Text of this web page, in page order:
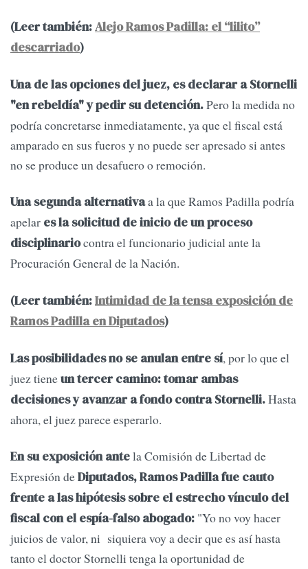
(Leer también:Alejo Ramos Padilla: el “lilito”
descarriado)
Una de las opciones del juez, es declarar a Stornelli
"en rebeldía" y pedir su detención.Pero la medida no
podría concretarse inmediatamente, ya que el fiscal está
amparado en sus fueros y no puede ser apresado si antes
no se produce un desafuero o remoción.
Una segunda alternativaa la que Ramos Padilla podría
apelar es la solicitud de inicio de un proceso
disciplinariocontra el funcionario judicial ante la
Procuración General de la Nación.
(Leer también:Intimidad de la tensa exposición de
Ramos Padilla en Diputados)
Las posibilidades no se anulan entre sí, por lo que el
juez tieneun tercer camino: tomar ambas
decisiones y avanzar a fondo contra Stornelli.Hasta
ahora, el juez parece esperarlo.
En su exposición antela Comisión de Libertad de
Expresión deDiputados, Ramos Padilla fue cauto
frente a las hipótesis sobre el estrecho vínculo del
fiscal con el espía-falso abogado: "Yo no voy hacer
juicios de valor, ni siquiera voy a decir que es así hasta
tanto el doctor Stornelli tenga la oportunidad de